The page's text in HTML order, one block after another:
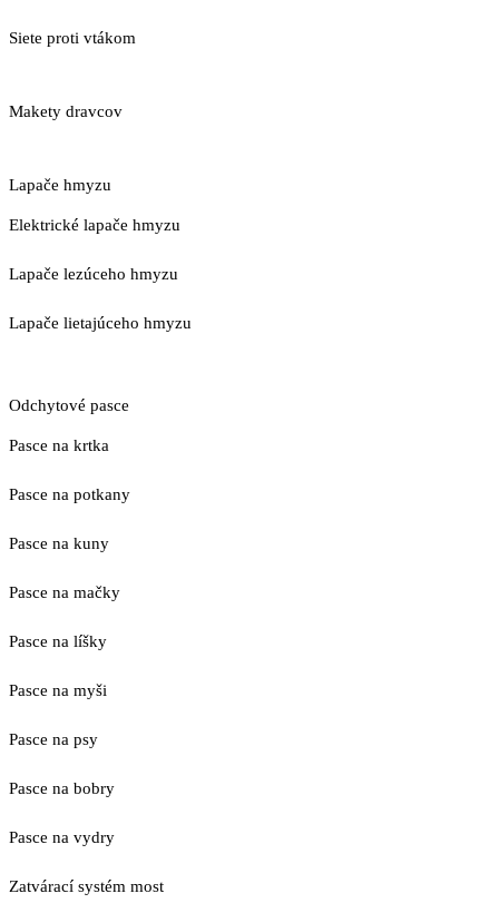
Siete proti vtákom
Makety dravcov
Lapače hmyzu
Elektrické lapače hmyzu
Lapače lezúceho hmyzu
Lapače lietajúceho hmyzu
Odchytové pasce
Pasce na krtka
Pasce na potkany
Pasce na kuny
Pasce na mačky
Pasce na líšky
Pasce na myši
Pasce na psy
Pasce na bobry
Pasce na vydry
Zatvárací systém most